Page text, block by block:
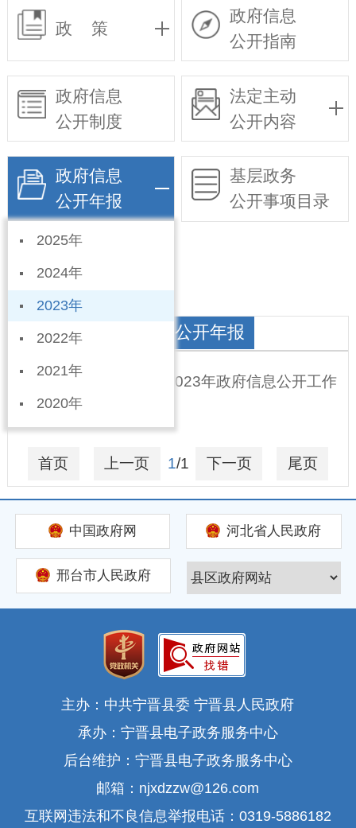
政 策
政府信息
公开指南
政府信息
公开制度
法定主动
公开内容
政府信息
公开年报
2025年
2024年
2023年
2022年
2021年
2020年
基层政务
公开事项目录
依申请公开
宁南筹备办政府信息公开年报
宁晋县宁南筹备办事处2023年政府信息公开工作
年度报告 2024-01-23
首页 上一页 1/1 下一页 尾页
中国政府网 河北省人民政府
邢台市人民政府
主办：中共宁晋县委 宁晋县人民政府
承办：宁晋县电子政务服务中心
后台维护：宁晋县电子政务服务中心
邮箱：njxdzzw@126.com
互联网违法和不良信息举报电话：0319-5886182